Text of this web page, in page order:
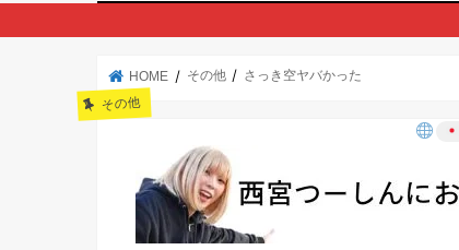
HOME その他 さっき空ヤバかった
その他